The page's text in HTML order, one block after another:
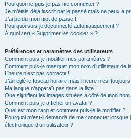
Pourquoi ne puis-je pas me connecter ?
Je m’étais déjà inscrit par le passé mais ne peux à
J’ai perdu mon mot de passe !
Pourquoi suis-je déconnecté automatiquement ?
À quoi sert « Supprimer les cookies » ?
Préférences et paramètres des utilisateurs
Comment puis-je modifier mes paramètres ?
Comment puis-je masquer mon nom d’utilisateur de
L’heure n’est pas correcte !
J’ai réglé le fuseau horaire mais l’heure n’est
Ma langue n’apparaît pas dans la liste !
Que signifient les images situées à côté de mon nom
Comment puis-je afficher un avatar ?
Quel est mon rang et comment puis-je le modifier ?
Pourquoi m’est-il demandé de me connecter
électronique d’un utilisateur ?